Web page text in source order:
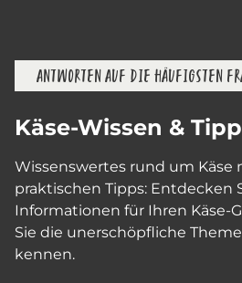
ANTWORTEN AUF DIE HÄUFIGSTEN
Käse-Wissen &
Wissenswertes rund um Käse
praktischen Tipps: Entdecken
Informationen für Ihren Käse-
Sie die unerschöpfliche
kennen.